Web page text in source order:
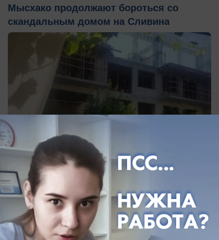
Мысхако продолжают бороться со
скандальным домом на Сливина
вчера в 17:00
Общество
Школы Краснодарского края переходят